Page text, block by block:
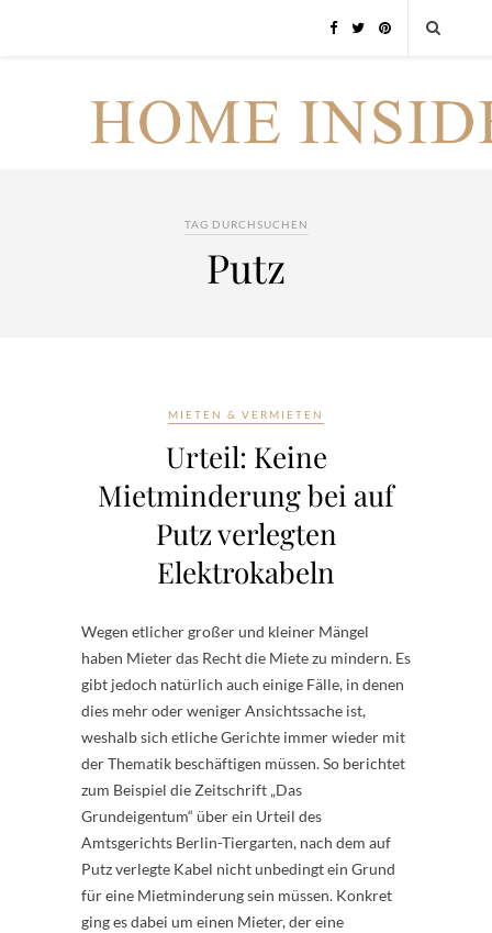
TAG DURCHSUCHEN
Putz
MIETEN & VERMIETEN
Urteil: Keine
Mietminderung bei auf
Putz verlegten
Elektrokabeln
Wegen etlicher großer und kleiner Mängel
haben Mieter das Recht die Miete zu mindern. Es
gibt jedoch natürlich auch einige Fälle, in denen
dies mehr oder weniger Ansichtssache ist,
weshalb sich etliche Gerichte immer wieder mit
der Thematik beschäftigen müssen. So berichtet
zum Beispiel die Zeitschrift „Das
Grundeigentum“ über ein Urteil des
Amtsgerichts Berlin-Tiergarten, nach dem auf
Putz verlegte Kabel nicht unbedingt ein Grund
für eine Mietminderung sein müssen. Konkret
ging es dabei um einen Mieter, der eine